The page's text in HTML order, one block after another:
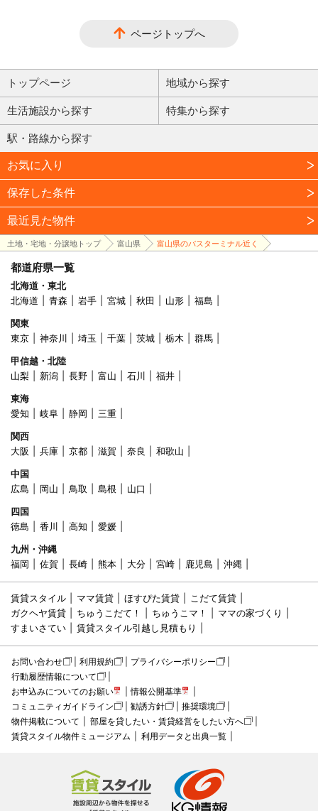
ページトップへ
トップページ 地域から探す
生活施設から探す 特集から探す
駅・路線から探す
お気に入り
保存した条件
最近見た物件
土地・宅地・分譲地トップ 富山県 富山県のバスターミナル近く
都道府県一覧
北海道・東北
北海道
青森 岩手 宮城 秋田 山形
福島
関東
東京
神奈川 埼玉 千葉 茨城 栃木
群馬
甲信越・北陸
山梨
新潟 長野 富山 石川
福井
東海
愛知
岐阜 静岡
三重
関西
大阪
兵庫 京都 滋賀 奈良
和歌山
中国
広島
岡山 鳥取 島根
山口
四国
徳島
香川 高知
愛媛
九州・沖縄
福岡
佐賀 長崎 熊本 大分 宮崎 鹿児島 沖縄
賃貸スタイル ママ賃貸 ほすぴた賃貸
こだて賃貸
ガクヘヤ賃貸
ちゅうこだて！ ちゅうこマ！
ママの家づくり
すまいさてい
賃貸スタイル引越し見積もり
お問い合わせ 利用規約
プライバシーポリシー
行動履歴情報について
お申込みについてのお願い
情報公開基準
コミュニティガイドライン
勧誘方針
推奨環境
物件掲載について
部屋を貸したい・賃貸経営をしたい方へ
賃貸スタイル物件ミュージアム
利用データと出典一覧